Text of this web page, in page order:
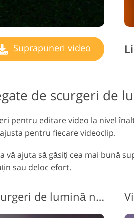
Suprapuneri video
de scurgeri de
pentru editare video la nivel
pentru fiecare videoclip.
vă ajuta să găsiți cea mai bună
sau deloc efort.
Suprapunere video cu scurgeri de lumină nr. 7 "Blue Dusk"